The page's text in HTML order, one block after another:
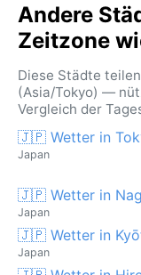
Andere
Zeitzone
Diese Städte
(Asia/Tokyo) —
Vergleich der
🇯🇵 Wetter in
Japan
🇯🇵 Wetter in
Japan
🇯🇵 Wetter in
Japan